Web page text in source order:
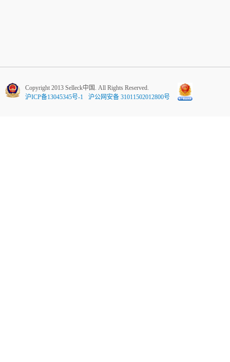
Copyright 2013 Selleck中国. All Rights Reserved.
沪ICP备13045345号-1
沪公网安备 31011502012800号